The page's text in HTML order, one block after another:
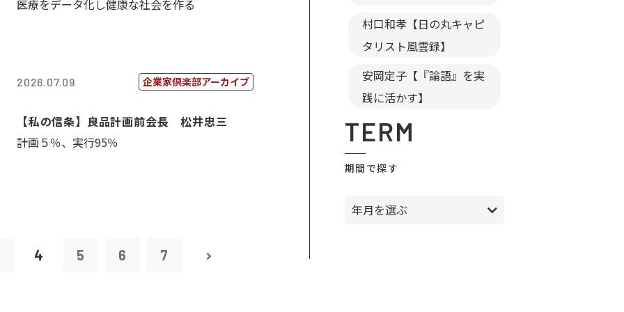
医療をデータ化し健康な社会を作る
2026.07.09 企業家倶楽部アーカイブ
【私の信条】良品計画前会長 松井忠三
計画５％、実行95％
4 5 6 7
村口和孝【日の丸キャピ
タリスト風雲録】
安岡定子【『論語』を実
践に活かす】
TERM
期間で探す
年月を選ぶ